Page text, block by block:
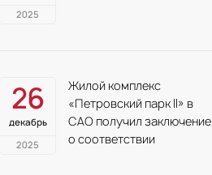
2025
26
декабрь
2025
Жилой комплекс
«Петровский парк II» в
САО получил заключение
о соответствии